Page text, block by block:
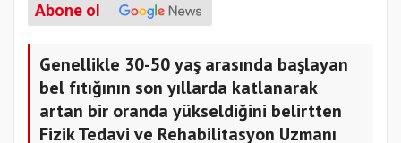
Abone ol
Genellikle 30-50 yaş arasında başlayan
bel fıtığının son yıllarda katlanarak
artan bir oranda yükseldiğini belirtten
Fizik Tedavi ve Rehabilitasyon Uzmanı